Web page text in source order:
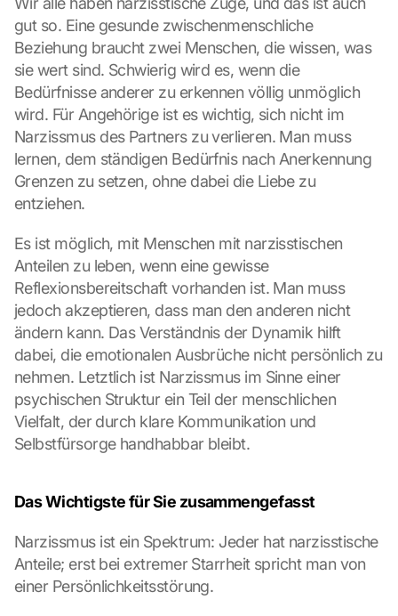
gut so. Eine gesunde zwischenmenschliche
Beziehung braucht zwei Menschen, die wissen, was
sie wert sind. Schwierig wird es, wenn die
Bedürfnisse anderer zu erkennen völlig unmöglich
wird. Für Angehörige ist es wichtig, sich nicht im
Narzissmus des Partners zu verlieren. Man muss
lernen, dem ständigen Bedürfnis nach Anerkennung
Grenzen zu setzen, ohne dabei die Liebe zu
entziehen.
Es ist möglich, mit Menschen mit narzisstischen
Anteilen zu leben, wenn eine gewisse
Reflexionsbereitschaft vorhanden ist. Man muss
jedoch akzeptieren, dass man den anderen nicht
ändern kann. Das Verständnis der Dynamik hilft
dabei, die emotionalen Ausbrüche nicht persönlich zu
nehmen. Letztlich ist Narzissmus im Sinne einer
psychischen Struktur ein Teil der menschlichen
Vielfalt, der durch klare Kommunikation und
Selbstfürsorge handhabbar bleibt.
Das Wichtigste für Sie zusammengefasst
Narzissmus ist ein Spektrum: Jeder hat narzisstische
Anteile; erst bei extremer Starrheit spricht man von
einer Persönlichkeitsstörung.
o
n
s
c
e
e
n
,
y
u
g
r
e
e
o
t
h
e
l
o
n
o
f
t